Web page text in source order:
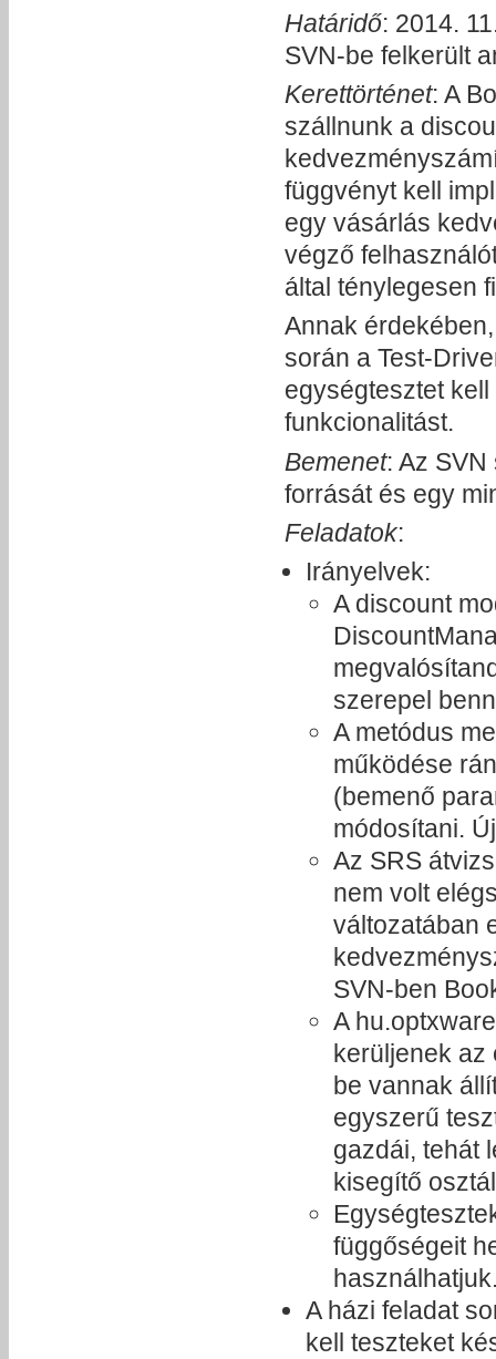
Határidő: 2014.
SVN-be felkerült
Kerettörténet: A
szállnunk a
függvényt kell
egy vásárlás
végző
által ténylegesen
Annak
során a Test-
egységtesztet
funkcionalitást.
Bemenet: Az
forrását és egy
Feladatok:
Irányelvek:
A discount
szerepel
A metódus
működése
(bemenő
módosítani.
Az SRS
nem volt
változatában
SVN-ben
A
kerüljenek az
be vannak
egyszerű
gazdái, tehát
kisegítő
függőségeit
A házi feladat
kell teszteket